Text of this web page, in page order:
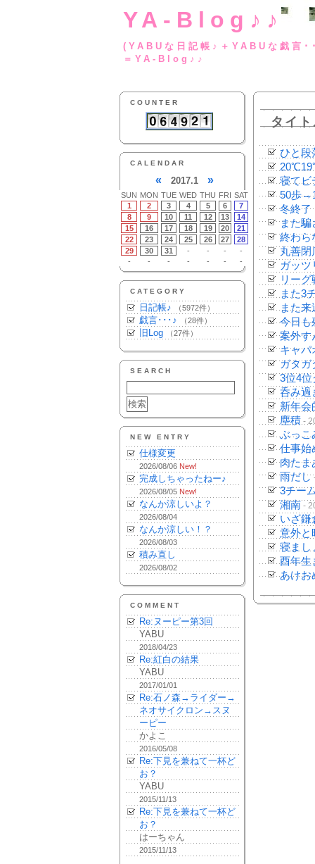
YA-Blog♪♪
(YABUな日記帳♪
＝YA-Blog♪♪
COUNTER
CALENDAR
« 2017.1 »
SUN MON TUE WED THU FRI SAT
1
2 3 4 5 6
7
8
9 10 11 12 13
14
15
16 17 18 19 20
21
22
23 24 25 26 27
28
29
30 31 - - -
-
-
- - - - - -
CATEGORY
日記帳♪ （5972件）
戯言･･･♪ （28件）
旧Log （27件）
SEARCH
NEW ENTRY
仕様変更
2026/08/06 New!
完成しちゃったねー♪
2026/08/05 New!
なんか涼しいよ？
2026/08/04
なんか涼しい！？
2026/08/03
積み直し
2026/08/02
COMMENT
Re:ヌーピー第3回
YABU
2018/04/23
Re:紅白の結果
YABU
2017/01/01
Re:石ノ森→ライダー→
ネオサイクロン→スヌ
ーピー
かよこ
2016/05/08
Re:下見を兼ねて一杯ど
お？
YABU
2015/11/13
Re:下見を兼ねて一杯ど
お？
はーちゃん
2015/11/13
タイ
ひと段
寝てビ
50歩
冬終了
また
終わら
丸善閉
ガッツ
リー
また3
また来
今日も
案外す
キャパ
ガタガ
3位4位
呑み過
新年会
塵積 -
ぶっこ
仕事始
肉たま
雨だし
3チー
湘南 -
いざ鎌
意外と
寝まし
酉年生
あけお